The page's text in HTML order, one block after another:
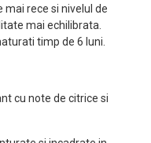
rece si nivelul de
mai echilibrata.
timp de 6 luni.
cu note de citrice si